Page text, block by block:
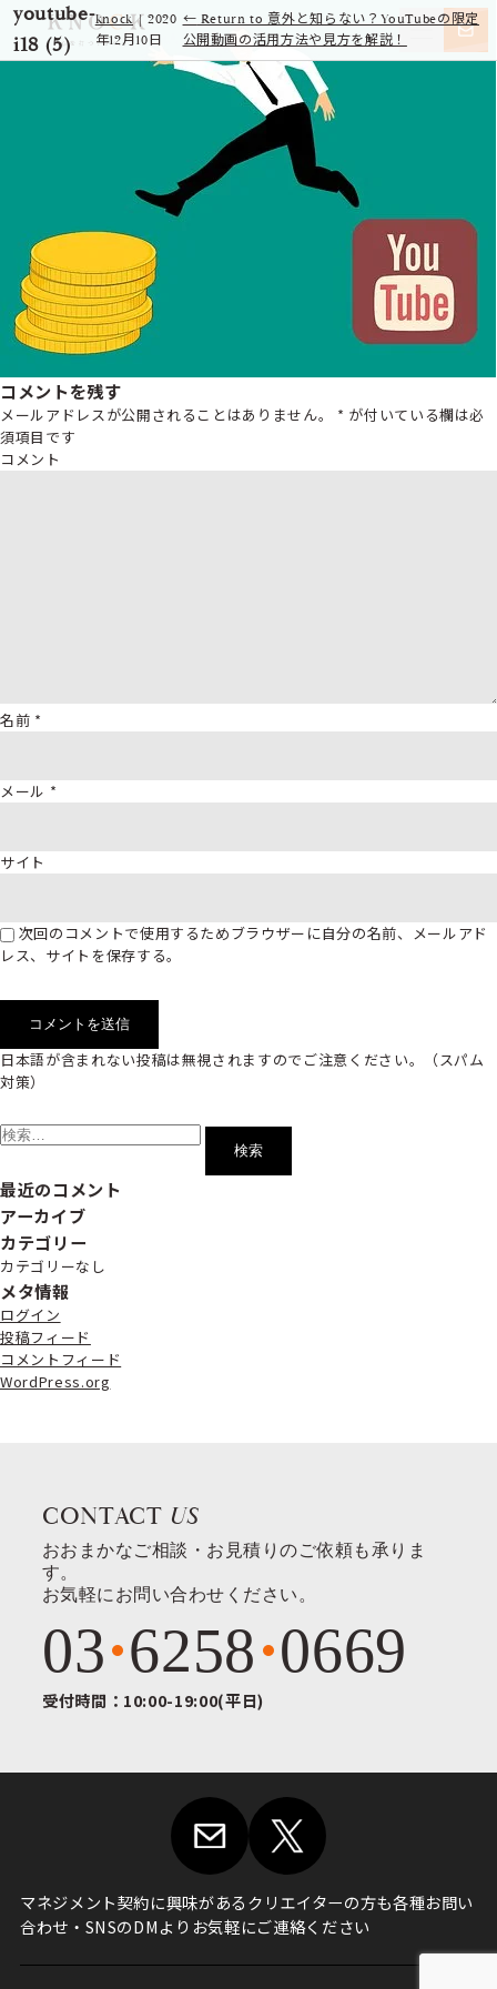
youtube-
i18 (5)
knock | 2020
年12月10日
← Return to 意外と知らない？YouTubeの限定
公開動画の活用方法や見方を解説！
コメントを残す
メールアドレスが公開されることはありません。 * が付いている欄は必
須項目です
コメント
名前 *
メール *
サイト
次回のコメントで使用するためブラウザーに自分の名前、メールアド
レス、サイトを保存する。
日本語が含まれない投稿は無視されますのでご注意ください。（スパム
対策）
索:
最近のコメント
アーカイブ
カテゴリー
カテゴリーなし
メタ情報
ログイン
投稿フィード
コメントフィード
WordPress.org
CONTACT US
おおまかなご相談・お見積りのご依頼も承りま
す。
お気軽にお問い合わせください。
03 6258 0669
受付時間：10:00-19:00(平日)
マネジメント契約に興味があるクリエイターの方も各種お問い
合わせ・ SNSのDMよりお気軽にご連絡ください